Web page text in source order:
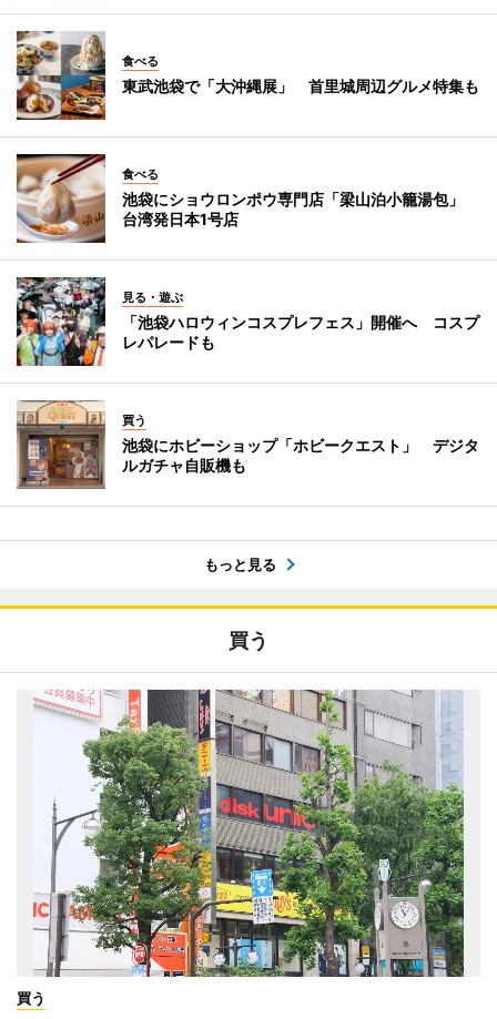
食べる
東武池袋で「大沖縄展」 首里城周辺グルメ特集も
食べる
池袋にショウロンポウ専門店「梁山泊小籠湯包」
台湾発日本1号店
見る・遊ぶ
「池袋ハロウィンコスプレフェス」開催へ コスプ
レパレードも
買う
池袋にホビーショップ「ホビークエスト」 デジタ
ルガチャ自販機も
もっと見る
買う
買う